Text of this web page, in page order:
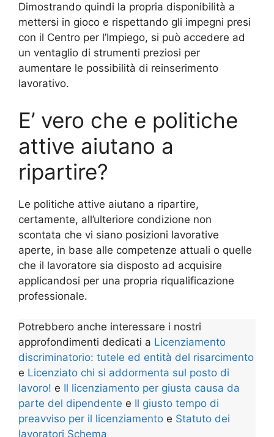
Dimostrando quindi la propria disponibilità a
mettersi in gioco e rispettando gli impegni presi
con il Centro per l’Impiego, si può accedere ad
un ventaglio di strumenti preziosi per
aumentare le possibilità di reinserimento
lavorativo.
E’ vero che e politiche
attive aiutano a
ripartire?
Le politiche attive aiutano a ripartire,
certamente, all’ulteriore condizione non
scontata che vi siano posizioni lavorative
aperte, in base alle competenze attuali o quelle
che il lavoratore sia disposto ad acquisire
applicandosi per una propria riqualificazione
professionale.
Potrebbero anche interessare i nostri
approfondimenti dedicati a Licenziamento
discriminatorio: tutele ed entità del risarcimento
e Licenziato chi si addormenta sul posto di
lavoro! e Il licenziamento per giusta causa da
parte del dipendente e Il giusto tempo di
preavviso per il licenziamento e Statuto dei
lavoratori Schema